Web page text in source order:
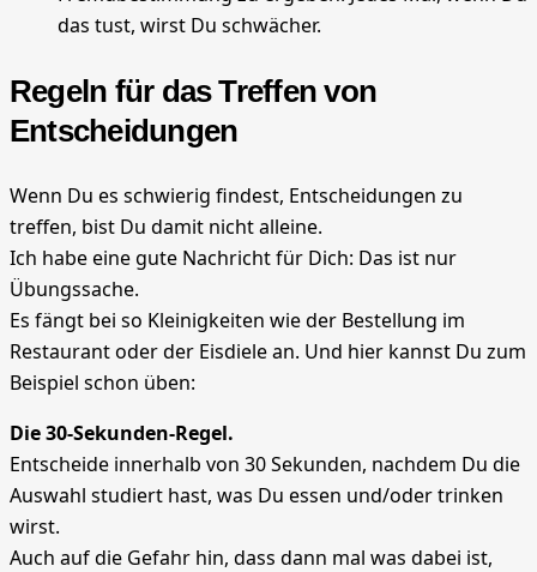
das tust, wirst Du schwächer.
Regeln für das Treffen von
Entscheidungen
Wenn Du es schwierig findest, Entscheidungen zu
treffen, bist Du damit nicht alleine.
Ich habe eine gute Nachricht für Dich: Das ist nur
Übungssache.
Es fängt bei so Kleinigkeiten wie der Bestellung im
Restaurant oder der Eisdiele an. Und hier kannst Du zum
Beispiel schon üben:
Die 30-Sekunden-Regel.
Entscheide innerhalb von 30 Sekunden, nachdem Du die
Auswahl studiert hast, was Du essen und/oder trinken
wirst.
Auch auf die Gefahr hin, dass dann mal was dabei ist,